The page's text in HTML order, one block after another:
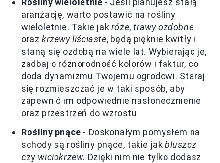
aranżację, warto postawić na rośliny
wieloletnie. Takie jak róże,trawy ozdobne
oraz krzewy liściaste, będą pięknie kwitły i
staną się ozdobą na wiele lat. Wybierając je,
zadbaj o różnorodność kolorów i faktur, co
doda dynamizmu Twojemu ogrodowi. Staraj
się rozmieszczać je w taki sposób, aby
zapewnić im odpowiednie nasłonecznienie
oraz przestrzeń do wzrostu.
Rośliny pnące - Doskonałym pomysłem na
schody są rośliny pnące, takie jakbluszcz
czy wiciokrzew. Dzięki nim nie tylko dodasz